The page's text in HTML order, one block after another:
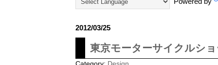
2012/03/25
東京モーターサイクルシ